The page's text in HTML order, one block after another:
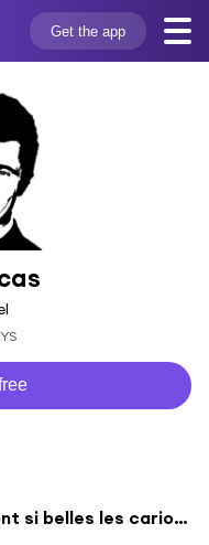
Get the app
Les cariocas (elles sont si belles les cariocas)